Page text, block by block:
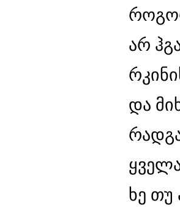
არ
და
ხე თუ